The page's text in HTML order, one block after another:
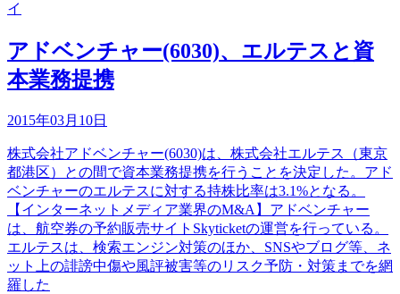
イ
アドベンチャー(6030)、エルテスと資
本業務提携
2015年03月10日
株式会社アドベンチャー(6030)は、株式会社エルテス（東京
都港区）との間で資本業務提携を行うことを決定した。アド
ベンチャーのエルテスに対する持株比率は3.1%となる。
【インターネットメディア業界のM&A】アドベンチャー
は、航空券の予約販売サイトSkyticketの運営を行っている。
エルテスは、検索エンジン対策のほか、SNSやブログ等、ネ
ット上の誹謗中傷や風評被害等のリスク予防・対策までを網
羅した